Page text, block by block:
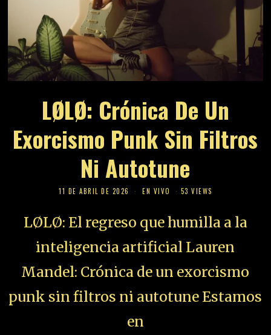
LØLØ: Crónica De Un
Exorcismo Punk Sin Filtros
Ni Autotune
11 DE ABRIL DE 2026 EN VIVO 53 VIEWS
LØLØ: El regreso que humilla a la
inteligencia artificial Lauren
Mandel: Crónica de un exorcismo
punk sin filtros ni autotune Estamos
en